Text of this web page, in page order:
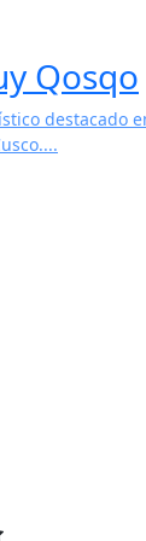
Qosqo
destacado